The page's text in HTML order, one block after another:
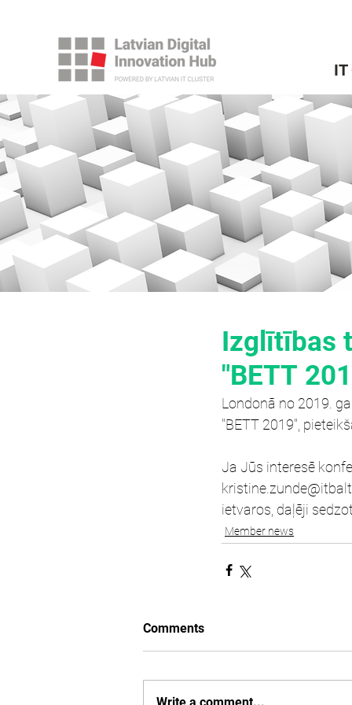
IT
Izglītības
"BETT
Londonā no 2019.
"BETT 2019",
Ja Jūs interesē
ietvaros, daļēji
Member news
Comments